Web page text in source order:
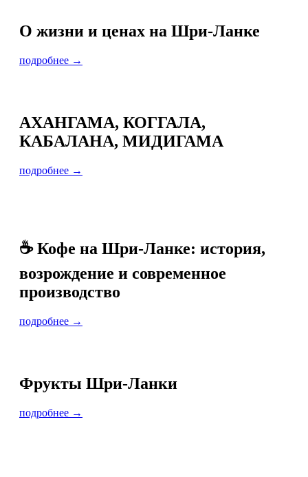
О жизни и ценах на Шри-Ланке
подробнее →
АХАНГАМА, КОГГАЛА,
КАБАЛАНА, МИДИГАМА
подробнее →
☕ Кофе на Шри-Ланке: история,
возрождение и современное
производство
подробнее →
Фрукты Шри-Ланки
подробнее →